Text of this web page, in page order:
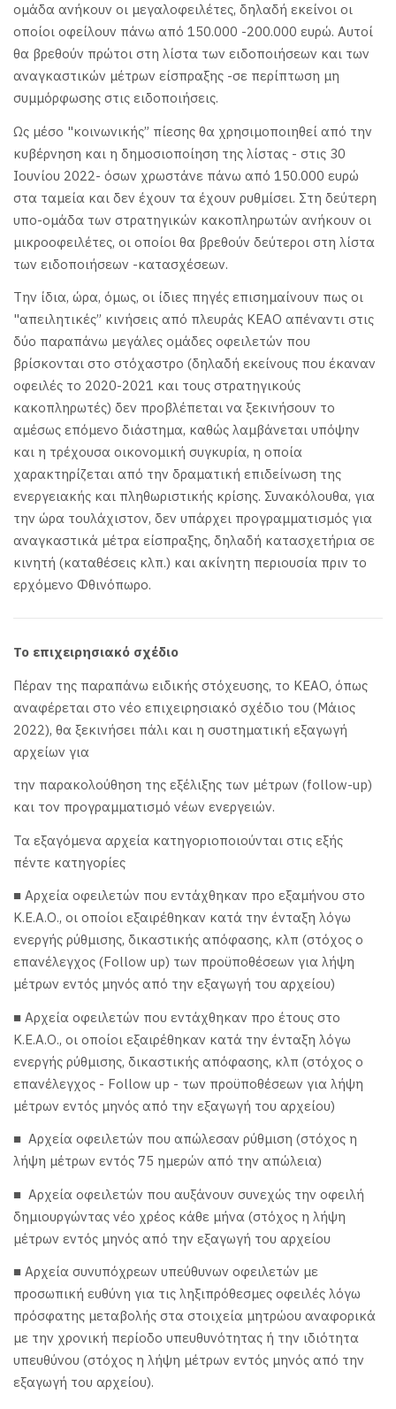
ομάδα ανήκουν οι μεγαλοφειλέτες, δηλαδή εκείνοι οι
οποίοι οφείλουν πάνω από 150.000 -200.000 ευρώ. Αυτοί
θα βρεθούν πρώτοι στη λίστα των ειδοποιήσεων και των
αναγκαστικών μέτρων είσπραξης -σε περίπτωση μη
συμμόρφωσης στις ειδοποιήσεις.
Ως μέσο "κοινωνικής” πίεσης θα χρησιμοποιηθεί από την
κυβέρνηση και η δημοσιοποίηση της λίστας - στις 30
Ιουνίου 2022- όσων χρωστάνε πάνω από 150.000 ευρώ
στα ταμεία και δεν έχουν τα έχουν ρυθμίσει. Στη δεύτερη
υπο-ομάδα των στρατηγικών κακοπληρωτών ανήκουν οι
μικροοφειλέτες, οι οποίοι θα βρεθούν δεύτεροι στη λίστα
των ειδοποιήσεων -κατασχέσεων.
Την ίδια, ώρα, όμως, οι ίδιες πηγές επισημαίνουν πως οι
"απειλητικές” κινήσεις από πλευράς ΚΕΑΟ απέναντι στις
δύο παραπάνω μεγάλες ομάδες οφειλετών που
βρίσκονται στο στόχαστρο (δηλαδή εκείνους που έκαναν
οφειλές το 2020-2021 και τους στρατηγικούς
κακοπληρωτές) δεν προβλέπεται να ξεκινήσουν το
αμέσως επόμενο διάστημα, καθώς λαμβάνεται υπόψην
και η τρέχουσα οικονομική συγκυρία, η οποία
χαρακτηρίζεται από την δραματική επιδείνωση της
ενεργειακής και πληθωριστικής κρίσης. Συνακόλουθα, για
την ώρα τουλάχιστον, δεν υπάρχει προγραμματισμός για
αναγκαστικά μέτρα είσπραξης, δηλαδή κατασχετήρια σε
κινητή (καταθέσεις κλπ.) και ακίνητη περιουσία πριν το
ερχόμενο Φθινόπωρο.
Το επιχειρησιακό σχέδιο
Πέραν της παραπάνω ειδικής στόχευσης, το ΚΕΑΟ, όπως
αναφέρεται στο νέο επιχειρησιακό σχέδιο του (Μάιος
2022), θα ξεκινήσει πάλι και η συστηματική εξαγωγή
αρχείων για
την παρακολούθηση της εξέλιξης των μέτρων (follow-up)
και τον προγραμματισμό νέων ενεργειών.
Τα εξαγόμενα αρχεία κατηγοριοποιούνται στις εξής
πέντε κατηγορίες
■ Αρχεία οφειλετών που εντάχθηκαν προ εξαμήνου στο
Κ.Ε.Α.Ο., οι οποίοι εξαιρέθηκαν κατά την ένταξη λόγω
ενεργής ρύθμισης, δικαστικής απόφασης, κλπ (στόχος ο
επανέλεγχος (Follow up) των προϋποθέσεων για λήψη
μέτρων εντός μηνός από την εξαγωγή του αρχείου)
■ Αρχεία οφειλετών που εντάχθηκαν προ έτους στο
Κ.Ε.Α.Ο., οι οποίοι εξαιρέθηκαν κατά την ένταξη λόγω
ενεργής ρύθμισης, δικαστικής απόφασης, κλπ (στόχος ο
επανέλεγχος - Follow up - των προϋποθέσεων για λήψη
μέτρων εντός μηνός από την εξαγωγή του αρχείου)
■ Αρχεία οφειλετών που απώλεσαν ρύθμιση (στόχος η
λήψη μέτρων εντός 75 ημερών από την απώλεια)
■ Αρχεία οφειλετών που αυξάνουν συνεχώς την οφειλή
δημιουργώντας νέο χρέος κάθε μήνα (στόχος η λήψη
μέτρων εντός μηνός από την εξαγωγή του αρχείου
■ Αρχεία συνυπόχρεων υπεύθυνων οφειλετών με
προσωπική ευθύνη για τις ληξιπρόθεσμες οφειλές λόγω
πρόσφατης μεταβολής στα στοιχεία μητρώου αναφορικά
με την χρονική περίοδο υπευθυνότητας ή την ιδιότητα
υπευθύνου (στόχος η λήψη μέτρων εντός μηνός από την
εξαγωγή του αρχείου).